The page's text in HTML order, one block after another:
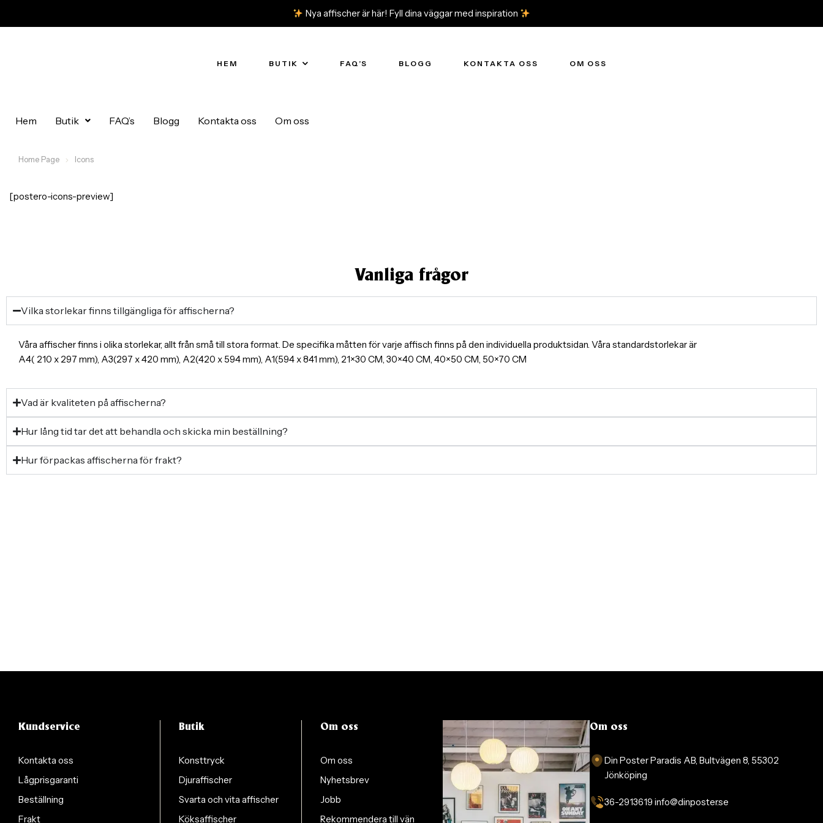
Nya affischer är här! Fyll dina väggar med inspiration
HEM BUTIK FAQ’S BLOGG KONTAKTA OSS OM OSS
Hem Butik FAQ’s Blogg Kontakta oss Om oss
Home Page Icons
[postero-icons-preview]
Vanliga frågor
Vilka storlekar finns tillgängliga för affischerna?
Våra affischer finns i olika storlekar, allt från små till stora format. De specifika måtten för varje affisch finns på den individuella produktsidan. Våra standardstorlekar är
A4( 210 x 297 mm), A3(297 x 420 mm), A2(420 x 594 mm), A1(594 x 841 mm), 21×30 CM, 30×40 CM, 40×50 CM, 50×70 CM
Vad är kvaliteten på affischerna?
Hur lång tid tar det att behandla och skicka min beställning?
Hur förpackas affischerna för frakt?
Kundservice
Kontakta oss
Lågprisgaranti
Beställning
Frakt
Butik
Konsttryck
Djuraffischer
Svarta och vita affischer
Köksaffischer
Om oss
Om oss
Nyhetsbrev
Jobb
Rekommendera till vän
Om oss
Din Poster Paradis AB, Bultvägen 8, 55302
Jönköping
36-2913619 info@dinposter.se​